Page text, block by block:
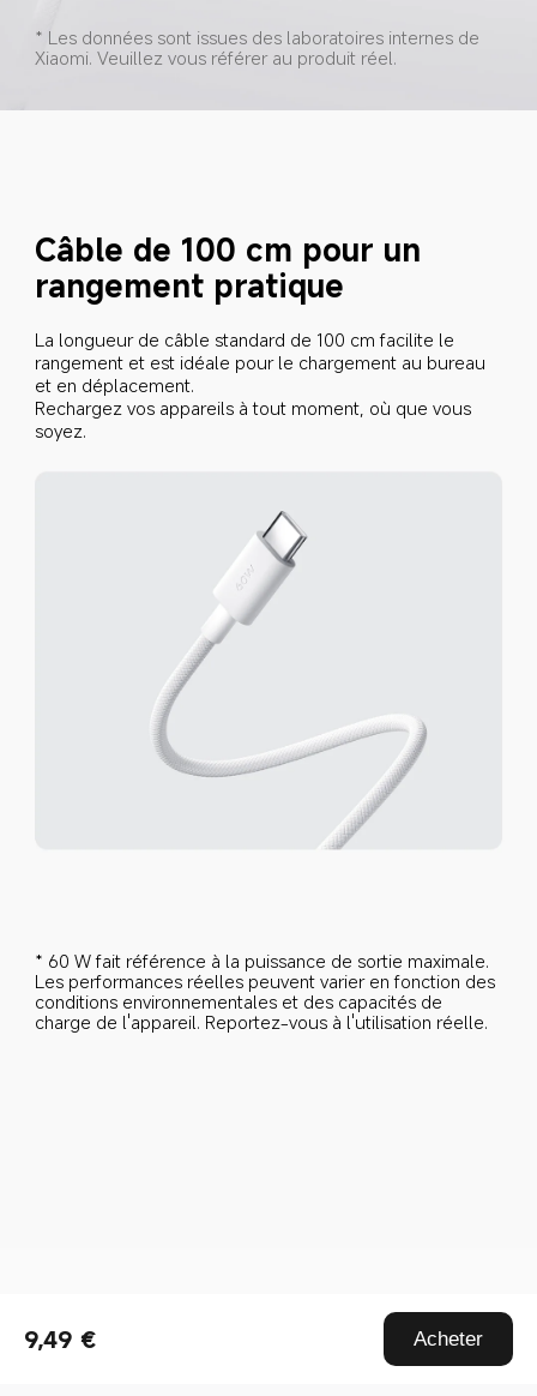
9,49 € Acheter
* Les données sont issues des laboratoires internes de
Xiaomi. Veuillez vous référer au produit réel.
Câble de 100 cm pour un
rangement pratique
La longueur de câble standard de 100 cm facilite le
rangement et est idéale pour le chargement au bureau
et en déplacement.
Rechargez vos appareils à tout moment, où que vous
soyez.
* 60 W fait référence à la puissance de sortie maximale.
Les performances réelles peuvent varier en fonction des
conditions environnementales et des capacités de
charge de l'appareil. Reportez-vous à l'utilisation réelle.